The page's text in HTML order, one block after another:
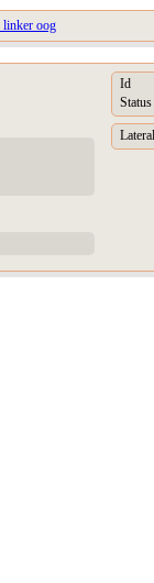
linker oog
Id
Status